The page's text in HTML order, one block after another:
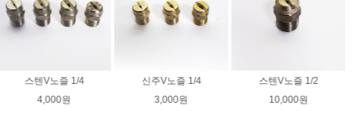
스텐V노즐 1/2
10,000원